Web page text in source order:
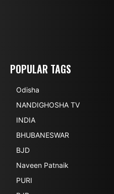
POPULAR TAGS
Odisha
NANDIGHOSHA TV
INDIA
BHUBANESWAR
BJD
Naveen Patnaik
PURI